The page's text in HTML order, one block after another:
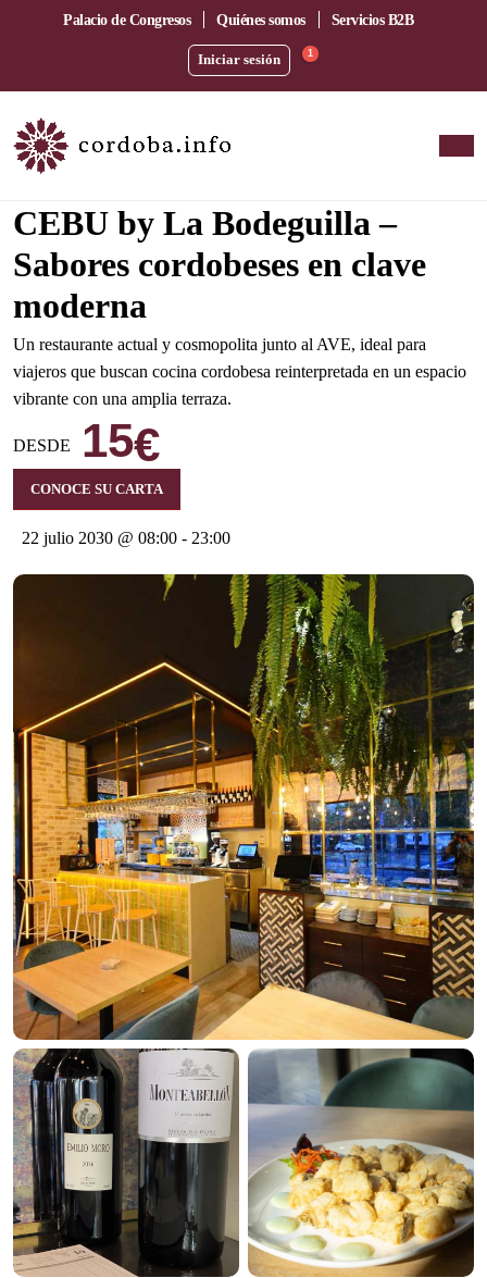
Palacio de Congresos Quiénes somos Servicios B2B
Iniciar sesión 1
CEBU by La Bodeguilla –
Sabores cordobeses en clave
moderna
Un restaurante actual y cosmopolita junto al AVE, ideal para
viajeros que buscan cocina cordobesa reinterpretada en un espacio
vibrante con una amplia terraza.
DESDE 15€
CONOCE SU CARTA
22 julio 2030 @ 08:00 - 23:00